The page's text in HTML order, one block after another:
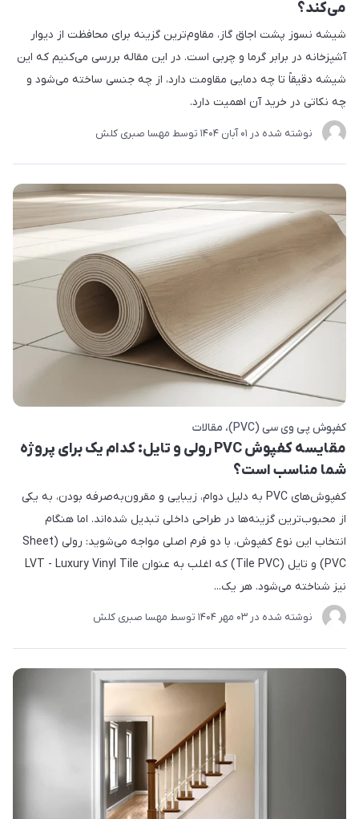
می‌کند؟
شیشه نسوز پشت اجاق گاز، مقاوم‌ترین گزینه برای محافظت از دیوار
آشپزخانه در برابر گرما و چربی است. در این مقاله بررسی می‌کنیم که این
شیشه دقیقاً تا چه دمایی مقاومت دارد، از چه جنسی ساخته می‌شود و
چه نکاتی در خرید آن اهمیت دارد.
نوشته شده در 01 آبان 1404 توسط مهسا صبری کلش
کفپوش پی وی سی (PVC) مقالات
مقایسه کفپوش PVC رولی و تایل: کدام یک برای پروژه
شما مناسب است؟
کفپوش‌های PVC به دلیل دوام، زیبایی و مقرون‌به‌صرفه بودن، به یکی
از محبوب‌ترین گزینه‌ها در طراحی داخلی تبدیل شده‌اند. اما هنگام
انتخاب این نوع کفپوش، با دو فرم اصلی مواجه می‌شوید: رولی (Sheet
PVC) و تایل (Tile PVC) که اغلب به عنوان LVT - Luxury Vinyl Tile
نیز شناخته می‌شود. هر یک...
نوشته شده در 03 مهر 1404 توسط مهسا صبری کلش